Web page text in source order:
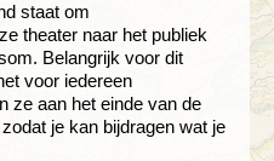
staat om
theater naar het publiek
Belangrijk voor dit
voor iedereen
ze aan het einde van de
je kan bijdragen wat je